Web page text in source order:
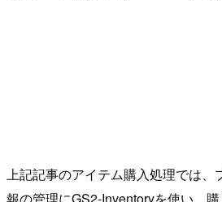
上記記事のアイテム購入処理では、